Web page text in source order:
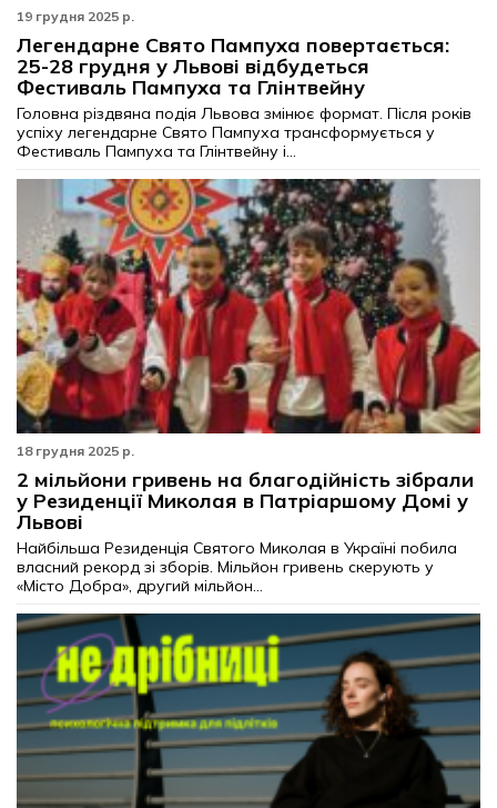
19 грудня 2025 р.
Легендарне Свято Пампуха повертається:
25-28 грудня у Львові відбудеться
Фестиваль Пампуха та Глінтвейну
Головна різдвяна подія Львова змінює формат. Після років
успіху легендарне Свято Пампуха трансформується у
Фестиваль Пампуха та Глінтвейну і...
18 грудня 2025 р.
2 мільйони гривень на благодійність зібрали
у Резиденції Миколая в Патріаршому Домі у
Львові
Найбільша Резиденція Святого Миколая в Україні побила
власний рекорд зі зборів. Мільйон гривень скерують у
«Місто Добра», другий мільйон...